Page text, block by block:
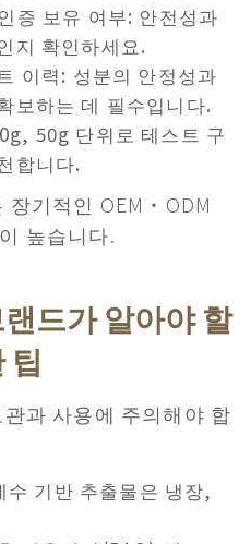
증 보유 여부: 안전성과
지 확인하세요.
이력: 성분의 안정성과
보하는 데 필수입니다.
50g 단위로 테스트 구
합니다.
기적인 OEM・ODM
높습니다.
드가 알아야 할
팁
과 사용에 주의해야 합
기반 추출물은 냉장,